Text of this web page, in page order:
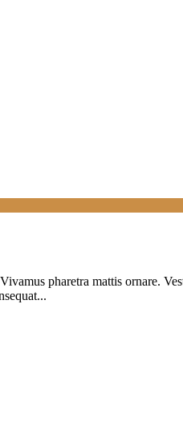
pharetra mattis ornare.